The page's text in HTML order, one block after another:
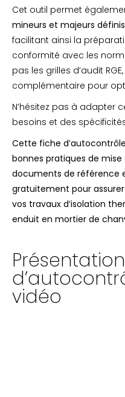
Cet outil permet
mineurs et majeurs définis
facilitant ainsi la
conformité avec les
pas les grilles d’audit
complémentaire pour
N’hésitez pas à adapter
besoins et des
Cette fiche
bonnes pratiques de
documents de référence
gratuitement pour
vos travaux d’isolation
enduit en mortier de
vidéo